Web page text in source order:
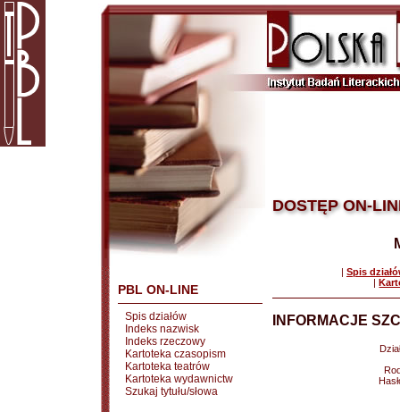
PBL ON-LINE
Spis działów
Indeks nazwisk
Indeks rzeczowy
Kartoteka czasopism
Kartoteka teatrów
Kartoteka wydawnictw
Szukaj tytułu/słowa
DOSTĘP ON-
| Spis
|
INFORMACJE